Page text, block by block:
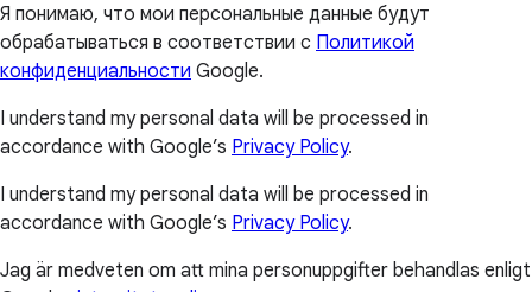
Я понимаю, что мои персональные данные будут
обрабатываться в соответствии с Политикой
конфиденциальности Google.
I understand my personal data will be processed in
accordance with Google’s Privacy Policy.
I understand my personal data will be processed in
accordance with Google’s Privacy Policy.
Jag är medveten om att mina personuppgifter behandlas enligt